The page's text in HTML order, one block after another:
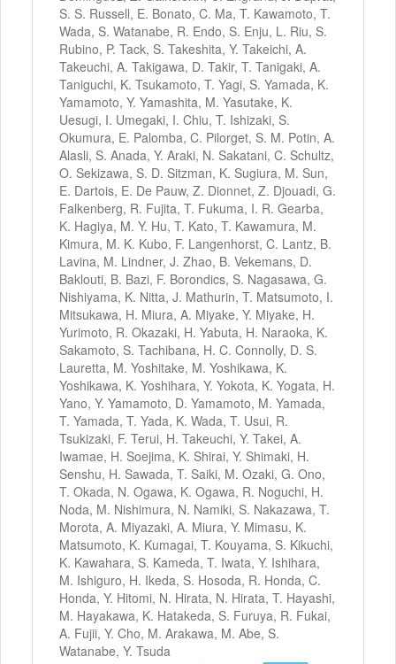
S. S. Russell, E. Bonato, C. Ma, T. Kawamoto, T.
Wada, S. Watanabe, R. Endo, S. Enju, L. Riu, S.
Rubino, P. Tack, S. Takeshita, Y. Takeichi, A.
Takeuchi, A. Takigawa, D. Takir, T. Tanigaki, A.
Taniguchi, K. Tsukamoto, T. Yagi, S. Yamada, K.
Yamamoto, Y. Yamashita, M. Yasutake, K.
Uesugi, I. Umegaki, I. Chiu, T. Ishizaki, S.
Okumura, E. Palomba, C. Pilorget, S. M. Potin, A.
Alasli, S. Anada, Y. Araki, N. Sakatani, C. Schultz,
O. Sekizawa, S. D. Sitzman, K. Sugiura, M. Sun,
E. Dartois, E. De Pauw, Z. Dionnet, Z. Djouadi, G.
Falkenberg, R. Fujita, T. Fukuma, I. R. Gearba,
K. Hagiya, M. Y. Hu, T. Kato, T. Kawamura, M.
Kimura, M. K. Kubo, F. Langenhorst, C. Lantz, B.
Lavina, M. Lindner, J. Zhao, B. Vekemans, D.
Baklouti, B. Bazi, F. Borondics, S. Nagasawa, G.
Nishiyama, K. Nitta, J. Mathurin, T. Matsumoto, I.
Mitsukawa, H. Miura, A. Miyake, Y. Miyake, H.
Yurimoto, R. Okazaki, H. Yabuta, H. Naraoka, K.
Sakamoto, S. Tachibana, H. C. Connolly, D. S.
Lauretta, M. Yoshitake, M. Yoshikawa, K.
Yoshikawa, K. Yoshihara, Y. Yokota, K. Yogata, H.
Yano, Y. Yamamoto, D. Yamamoto, M. Yamada,
T. Yamada, T. Yada, K. Wada, T. Usui, R.
Tsukizaki, F. Terui, H. Takeuchi, Y. Takei, A.
Iwamae, H. Soejima, K. Shirai, Y. Shimaki, H.
Senshu, H. Sawada, T. Saiki, M. Ozaki, G. Ono,
T. Okada, N. Ogawa, K. Ogawa, R. Noguchi, H.
Noda, M. Nishimura, N. Namiki, S. Nakazawa, T.
Morota, A. Miyazaki, A. Miura, Y. Mimasu, K.
Matsumoto, K. Kumagai, T. Kouyama, S. Kikuchi,
K. Kawahara, S. Kameda, T. Iwata, Y. Ishihara,
M. Ishiguro, H. Ikeda, S. Hosoda, R. Honda, C.
Honda, Y. Hitomi, N. Hirata, N. Hirata, T. Hayashi,
M. Hayakawa, K. Hatakeda, S. Furuya, R. Fukai,
A. Fujii, Y. Cho, M. Arakawa, M. Abe, S.
Watanabe, Y. Tsuda